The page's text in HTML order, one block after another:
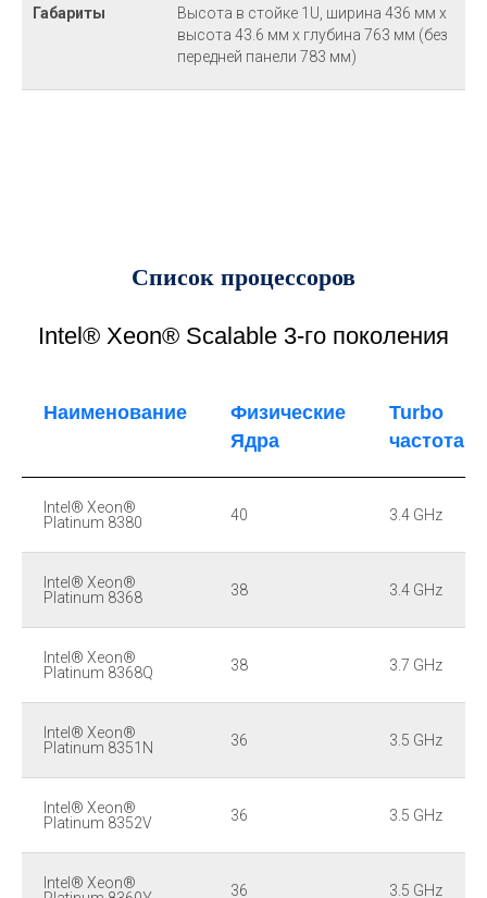
Габариты
Высота в стойке 1U, ширина 436 мм x
высота 43.6 мм x глубина 763 мм (без
передней панели 783 мм)
Список процессоров
Intel® Xeon® Scalable 3-го поколения
Наименование
Физические
Ядра
Turbo
частота
Intel® Xeon®
Platinum 8380
40 3.4 GHz
Intel® Xeon®
Platinum 8368
38 3.4 GHz
Intel® Xeon®
Platinum 8368Q
38 3.7 GHz
Intel® Xeon®
Platinum 8351N
36 3.5 GHz
Intel® Xeon®
Platinum 8352V
36 3.5 GHz
Intel® Xeon®
36 3.5 GHz